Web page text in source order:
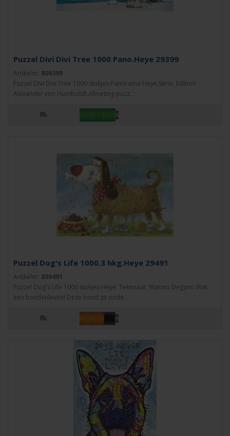
Puzzel Divi Divi Tree 1000 Pano.Heye 29399
Artikelnr: 809399
Puzzel Divi Divi Tree 1000 stukjes Panorama Heye.Serie, Edition
Alexander von Humboldt.Afmeting puzz..
Puzzel Dog's Life 1000.3 hkg.Heye 29491
Artikelnr: 809491
Puzzel Dog's Life 1000 stukjes Heye. Tekenaar, Marino Degano.Wat
een hondenleven! Deze hond zit onde..